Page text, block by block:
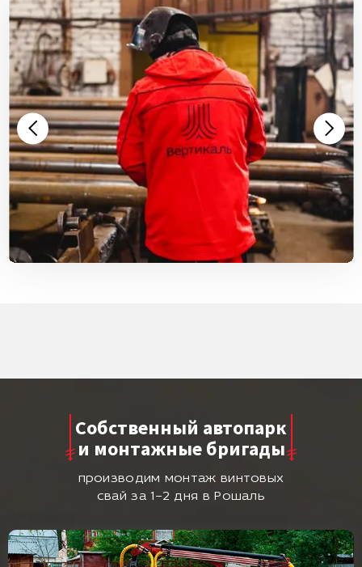
Собственный автопарк
и монтажные бригады
производим монтаж винтовых
свай за 1–2 дня в Рошаль